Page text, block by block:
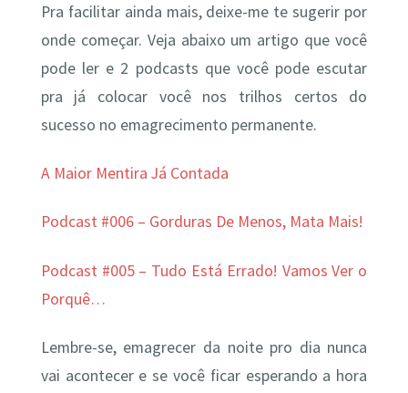
Pra facilitar ainda mais, deixe-me te sugerir por
onde começar. Veja abaixo um artigo que você
pode ler e 2 podcasts que você pode escutar
pra já colocar você nos trilhos certos do
sucesso no emagrecimento permanente.
A Maior Mentira Já Contada
Podcast #006 – Gorduras De Menos, Mata Mais!
Podcast #005 – Tudo Está Errado! Vamos Ver o
Porquê…
Lembre-se, emagrecer da noite pro dia nunca
vai acontecer e se você ficar esperando a hora